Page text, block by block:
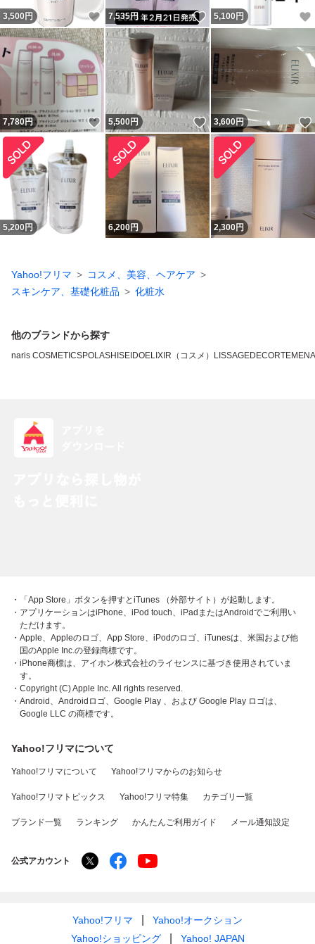
3,500 円 いいね！
7,535円 いいね！
5,100 円
7,780円 いいね！
5,500円 いいね！
3,600円
5,200円 6,200円 2,300円
Yahoo!フリマ
コスメ、美容、ヘアケア
スキンケア、基礎化粧品
化粧水
他のブランドから探す
naris COSMETICSPOLASHISEIDOELIXIR（コスメ） LISSAGEDECORTE
・「App Store」ボタンを押すとiTunes （外部サイト）が起動します。
・アプリケーションはiPhone、iPod touch、iPadまたはAndroidでご利用い
ただけます。
・Apple、Appleのロゴ、App Store、iPodのロゴ、iTunesは、米国および他
国のApple Inc.の登録商標です。
・iPhone商標は、アイホン株式会社のライセンスに基づき使用されていま
す。
・Copyright (C) Apple Inc. All rights reserved.
・Android、Androidロゴ、Google Play 、および Google Play ロゴは、
Google LLC の商標です。
Yahoo!フリマについて
Yahoo!フリマについて Yahoo!フリマからのお知らせ
Yahoo!フリマトピックス Yahoo!フリマ特集 カテゴリ一覧
ブランド一覧 ランキング かんたんご利用ガイド メール通知設定
公式アカウント
Yahoo!フリマ
Yahoo!オークション
Yahoo!ショッピング
Yahoo! JAPAN